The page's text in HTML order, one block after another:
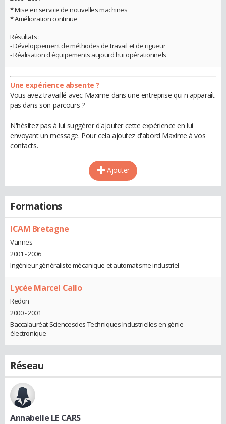
* Mise en service de nouvelles machines
* Amélioration continue
Résultats :
- Développement de méthodes de travail et de rigueur
- Réalisation d'équipements aujourd'hui opérationnels
Une expérience absente ?
Vous avez travaillé avec Maxime dans une entreprise qui n'apparaît
pas dans son parcours ?
N'hésitez pas à lui suggérer d'ajouter cette expérience en lui
envoyant un message. Pour cela ajoutez d'abord Maxime à vos
contacts.
Ajouter
Formations
ICAM Bretagne
Vannes
2001 - 2006
Ingénieur généraliste mécanique et automatisme industriel
Lycée Marcel Callo
Redon
2000 - 2001
Baccalauréat Sciencesdes Techniques Industrielles en génie
électronique
Réseau
Annabelle LE CARS